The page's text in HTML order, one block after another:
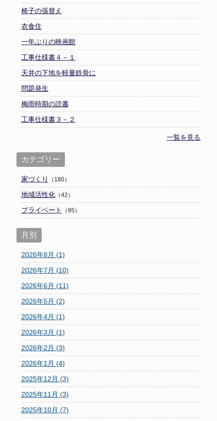
椅子の張替え
衣食住
一年ぶりの映画館
工事仕様書４－１
天井の下地を軽量鉄骨に
問題発生
梅雨時期の読書
工事仕様書３－２
一覧を見る
カテゴリー
家づくり （180）
地域活性化（42）
プライベート （95）
月別
2026年8月 (1)
2026年7月 (10)
2026年6月 (11)
2026年5月 (2)
2026年4月 (1)
2026年3月 (1)
2026年2月 (3)
2026年1月 (4)
2025年12月 (3)
2025年11月 (3)
2025年10月 (7)